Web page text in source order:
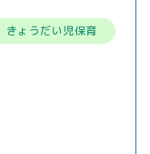
きょうだい児保育